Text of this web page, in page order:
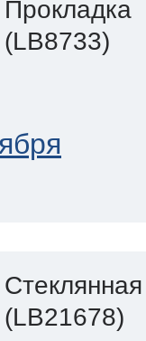
Прокладка
(LB8733)
(LB21678)